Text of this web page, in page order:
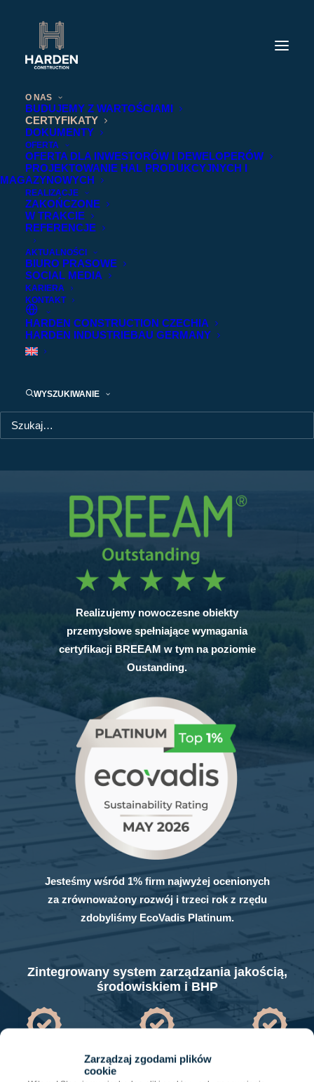
Zarządzaj zgodami plików
cookie
O NAS
BUDUJEMY Z WARTOŚCIAMI
CERTYFIKATY
DOKUMENTY
OFERTA
OFERTA DLA INWESTORÓW I DEWELOPERÓW
PROJEKTOWANIE HAL PRODUKCYJNYCH I
MAGAZYNOWYCH
REALIZACJE
ZAKOŃCZONE
W TRAKCIE
REFERENCJE
AKTUALNOŚCI
BIURO PRASOWE
SOCIAL MEDIA
KARIERA
KONTAKT
HARDEN CONSTRUCTION CZECHIA
HARDEN INDUSTRIEBAU GERMANY
WYSZUKIWANIE
Outstanding
Realizujemy nowoczesne obiekty
przemysłowe spełniające wymagania
certyfikacji BREEAM w tym na poziomie
Oustanding.
Jesteśmy wśród 1% firm najwyżej ocenionych
za zrównoważony rozwój i trzeci rok z rzędu
zdobyliśmy EcoVadis Platinum.
Zintegrowany system zarządzania jakością,
środowiskiem i BHP